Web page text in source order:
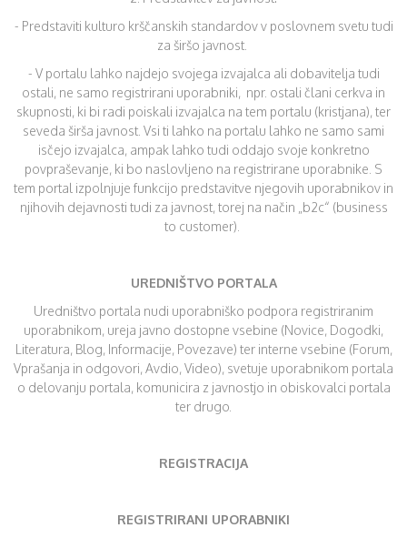
- Predstaviti kulturo krščanskih standardov v poslovnem svetu tudi
za širšo javnost.
- V portalu lahko najdejo svojega izvajalca ali dobavitelja tudi
ostali, ne samo registrirani uporabniki, npr. ostali člani cerkva in
skupnosti, ki bi radi poiskali izvajalca na tem portalu (kristjana), ter
seveda širša javnost. Vsi ti lahko na portalu lahko ne samo sami
isčejo izvajalca, ampak lahko tudi oddajo svoje konkretno
povpraševanje, ki bo naslovljeno na registrirane uporabnike. S
tem portal izpolnjuje funkcijo predstavitve njegovih uporabnikov in
njihovih dejavnosti tudi za javnost, torej na način „b2c“ (business
to customer).
UREDNIŠTVO PORTALA
Uredništvo portala nudi uporabniško podpora registriranim
uporabnikom, ureja javno dostopne vsebine (Novice, Dogodki,
Literatura, Blog, Informacije, Povezave) ter interne vsebine (Forum,
Vprašanja in odgovori, Avdio, Video), svetuje uporabnikom portala
o delovanju portala, komunicira z javnostjo in obiskovalci portala
ter drugo.
REGISTRACIJA
REGISTRIRANI UPORABNIKI